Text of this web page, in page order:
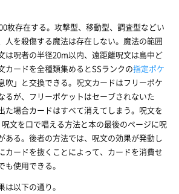
枚存在する。攻撃型、移動型、調査型などい
人を殺傷する魔法は存在しない。魔法の範囲
は呪者の半径20m以内、遠距離呪文は島中ど
カードを全種類集めるとSSランクの指定ポケ
吹」と交換できる。呪文カードはフリーポケ
るが、フリーポケットはセーブされないた
た場合カードはすべて消えてしまう。呪文を
文を口で唱える方法と本の最後のページに呪
ある。後者の方法では、呪文の効果が発動し
カードを抜くことによって、カードを消費せ
使用できる。
以下の通り。